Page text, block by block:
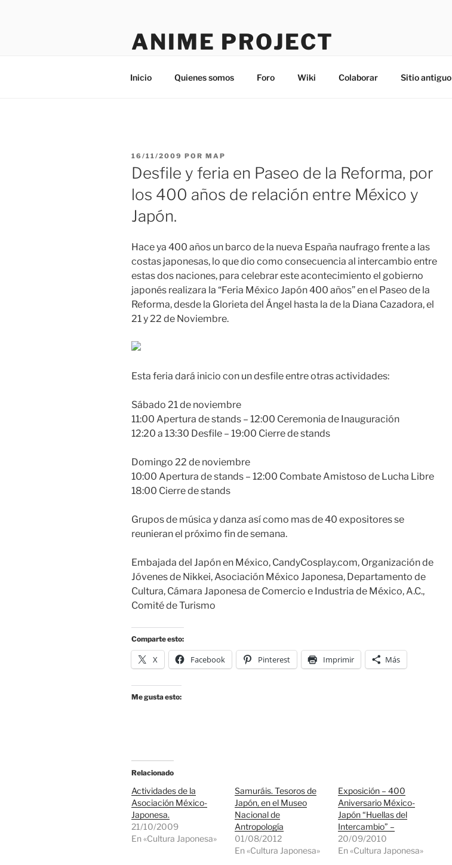
ANIME PROJECT
Inicio Quienes somos Foro Wiki Colaborar Sitio antiguo
PUBLICADO
EL
16/11/2009 POR MAP
Desfile y feria en Paseo de la Reforma, por
los 400 años de relación entre México y
Japón.
Hace ya 400 años un barco de la nueva España naufrago frente a las
costas japonesas, lo que dio como consecuencia al intercambio entre
estas dos naciones, para celebrar este acontecimiento el gobierno
japonés realizara la “Feria México Japón 400 años” en el Paseo de la
Reforma, desde la Glorieta del Ángel hasta la de la Diana Cazadora, el
21 y 22 de Noviembre.
Esta feria dará inicio con un desfile entre otras actividades:
Sábado 21 de noviembre
11:00 Apertura de stands – 12:00 Ceremonia de Inauguración
12:20 a 13:30 Desfile – 19:00 Cierre de stands
Domingo 22 de noviembre
10:00 Apertura de stands – 12:00 Combate Amistoso de Lucha Libre
18:00 Cierre de stands
Grupos de música y danza así como mas de 40 expositores se
reunieran el próximo fin de semana.
Embajada del Japón en México, CandyCosplay.com, Organización de
Jóvenes de Nikkei, Asociación México Japonesa, Departamento de
Cultura, Cámara Japonesa de Comercio e Industria de México, A.C.,
Comité de Turismo
Comparte esto:
X Facebook Pinterest Imprimir Más
Me gusta esto:
Relacionado
Actividades de la
Asociación México-
Japonesa.
21/10/2009
En «Cultura Japonesa»
Samuráis. Tesoros de
Japón, en el Museo
Nacional de
Antropología
01/08/2012
En «Cultura Japonesa»
Exposición – 400
Aniversario México-
Japón “Huellas del
Intercambio” –
20/09/2010
En «Cultura Japonesa»